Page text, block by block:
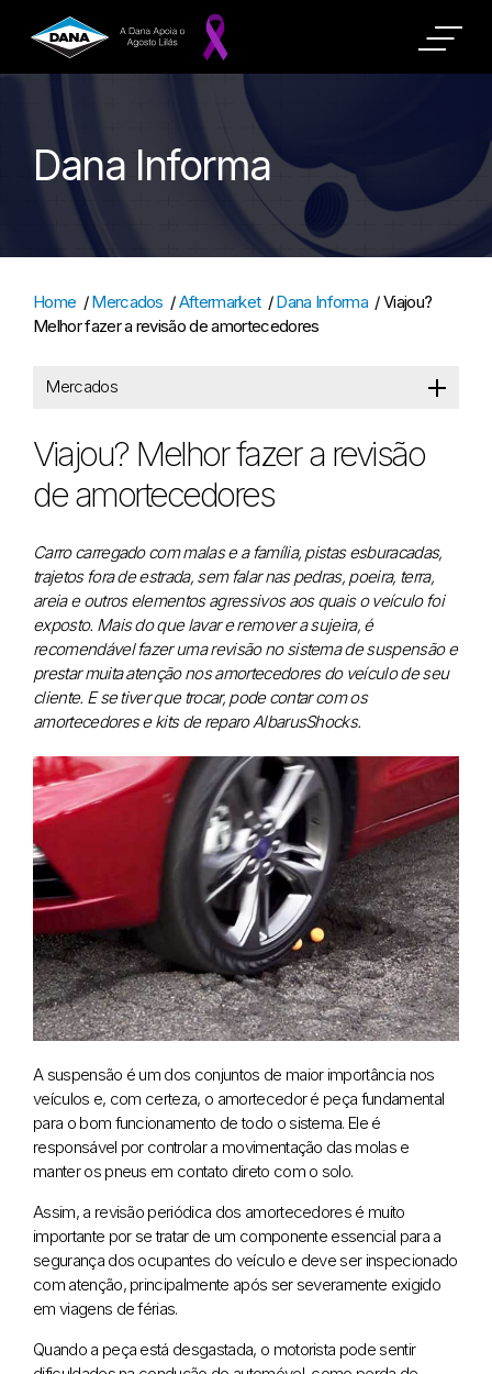
Dana Informa
Home /Mercados /Aftermarket /Dana Informa /Viajou?
Melhor fazer a revisão de amortecedores
Mercados
Viajou? Melhor fazer a revisão
de amortecedores
Carro carregado com malas e a família, pistas esburacadas,
trajetos fora de estrada, sem falar nas pedras, poeira, terra,
areia e outros elementos agressivos aos quais o veículo foi
exposto. Mais do que lavar e remover a sujeira, é
recomendável fazer uma revisão no sistema de suspensão e
prestar muita atenção nos amortecedores do veículo de seu
cliente. E se tiver que trocar, pode contar com os
amortecedores e kits de reparo AlbarusShocks.
A suspensão é um dos conjuntos de maior importância nos
veículos e, com certeza, o amortecedor é peça fundamental
para o bom funcionamento de todo o sistema. Ele é
responsável por controlar a movimentação das molas e
manter os pneus em contato direto com o solo.
Assim, a revisão periódica dos amortecedores é muito
importante por se tratar de um componente essencial para a
segurança dos ocupantes do veículo e deve ser inspecionado
com atenção, principalmente após ser severamente exigido
em viagens de férias.
Quando a peça está desgastada, o motorista pode sentir